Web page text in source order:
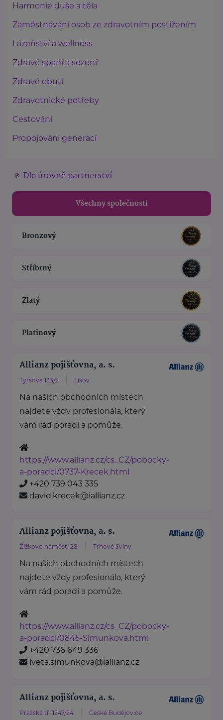
Harmonie duše a těla
Zaměstnávání osob ze zdravotním postižením
Lázeňství a wellness
Zdravé spaní a sezení
Zdravé obutí
Zdravotnické potřeby
Cestování
Propojování generací
Dle úrovně partnerství
Všechny společnosti
Bronzový
Stříbrný
Zlatý
Platinový
Allianz pojišťovna, a. s.
Tyršova 133/2 Lišov
Na našich obchodních místech
najdete vždy profesionála, který
vám rád poradí a pomůže.
https://www.allianz.cz/cs_CZ/pobocky-
a-poradci/0737-Krecek.html
+420 739 043 335
david.krecek@iallianz.cz
Allianz pojišťovna, a. s.
Žižkovo náměstí 28 Trhové Sviny
Na našich obchodních místech
najdete vždy profesionála, který
vám rád poradí a pomůže.
https://www.allianz.cz/cs_CZ/pobocky-
a-poradci/0845-Simunkova.html
+420 736 649 336
iveta.simunkova@iallianz.cz
Allianz pojišťovna, a. s.
Pražská tř. 1247/24 České Budějovice